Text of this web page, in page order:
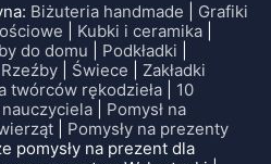
Biżuteria handmade
Grafiki
Kubki i ceramika
do domu Podkładki
Rzeźby Świece
Zakładki
twórców rękodzieła
10
Pomysł na
Pomysły na prezenty
pomysły na prezent dla